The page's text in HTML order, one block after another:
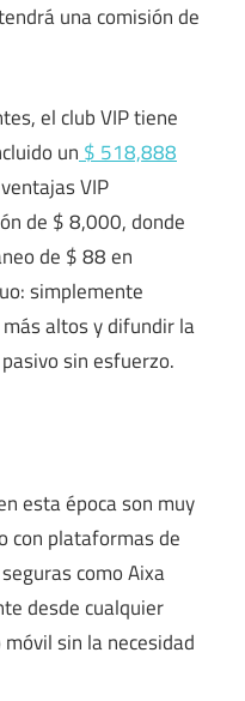
una comisión de
el club VIP tiene
un $ 518,888
VIP
de $ 8,000, donde
de $ 88 en
simplemente
altos y difundir la
sin esfuerzo.
esta época son muy
con plataformas de
como Aixa
desde cualquier
sin la necesidad